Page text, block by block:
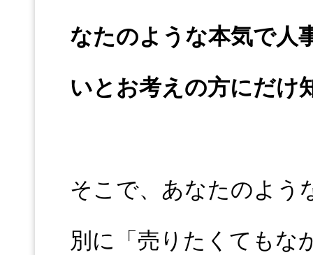
なたのような本気で人
いとお考えの方にだけ
そこで、あなたのよう
別に「売りたくてもな